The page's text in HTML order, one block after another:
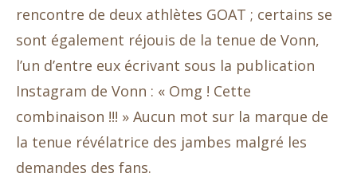
rencontre de deux athlètes GOAT ; certains se
sont également réjouis de la tenue de Vonn,
l’un d’entre eux écrivant sous la publication
Instagram de Vonn : « Omg ! Cette
combinaison !!! » Aucun mot sur la marque de
la tenue révélatrice des jambes malgré les
demandes des fans.